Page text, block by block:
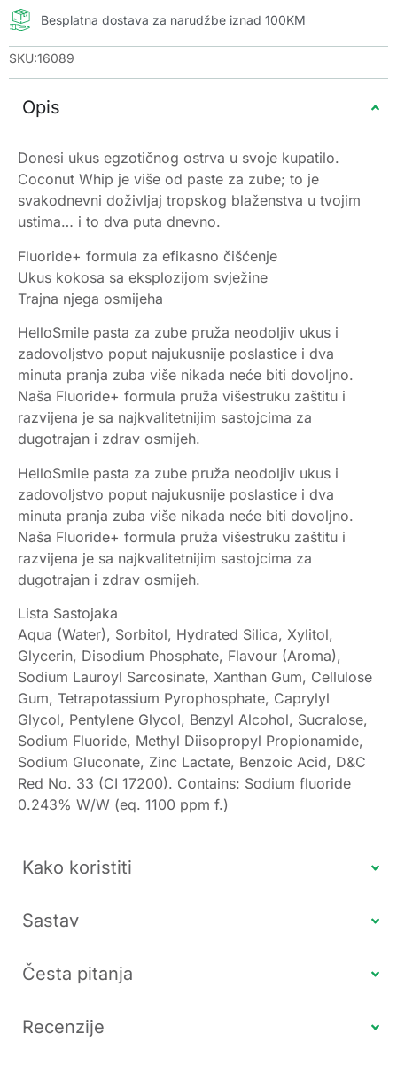
Besplatna dostava za narudžbe iznad 100KM
SKU:16089
Opis
Donesi ukus egzotičnog ostrva u svoje kupatilo.
Coconut Whip je više od paste za zube; to je
svakodnevni doživljaj tropskog blaženstva u tvojim
ustima… i to dva puta dnevno.
Fluoride+ formula za efikasno čišćenje
Ukus kokosa sa eksplozijom svježine
Trajna njega osmijeha
HelloSmile pasta za zube pruža neodoljiv ukus i
zadovoljstvo poput najukusnije poslastice i dva
minuta pranja zuba više nikada neće biti dovoljno.
Naša Fluoride+ formula pruža višestruku zaštitu i
razvijena je sa najkvalitetnijim sastojcima za
dugotrajan i zdrav osmijeh.
HelloSmile pasta za zube pruža neodoljiv ukus i
zadovoljstvo poput najukusnije poslastice i dva
minuta pranja zuba više nikada neće biti dovoljno.
Naša Fluoride+ formula pruža višestruku zaštitu i
razvijena je sa najkvalitetnijim sastojcima za
dugotrajan i zdrav osmijeh.
Lista Sastojaka
Aqua (Water), Sorbitol, Hydrated Silica, Xylitol,
Glycerin, Disodium Phosphate, Flavour (Aroma),
Sodium Lauroyl Sarcosinate, Xanthan Gum, Cellulose
Gum, Tetrapotassium Pyrophosphate, Caprylyl
Glycol, Pentylene Glycol, Benzyl Alcohol, Sucralose,
Sodium Fluoride, Methyl Diisopropyl Propionamide,
Sodium Gluconate, Zinc Lactate, Benzoic Acid, D&C
Red No. 33 (CI 17200). Contains: Sodium fluoride
0.243% W/W (eq. 1100 ppm f.)
Kako koristiti
Sastav
Česta pitanja
Recenzije